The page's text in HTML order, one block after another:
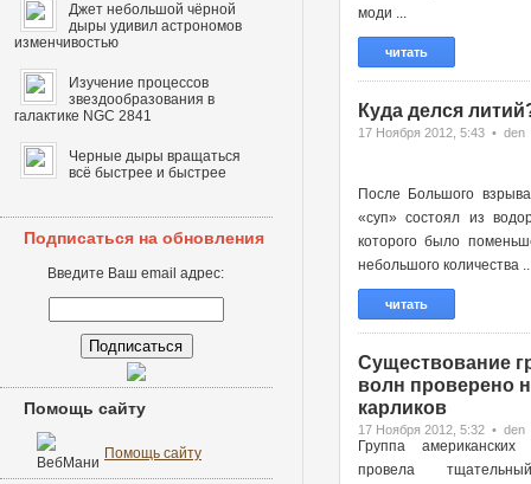
моди ...
читать
Куда делся
17 Ноября 2012, 5:43 • den
После Большого
«суп» состоял из
которого было
небольшого количества
читать
Существование
волн проверено
карликов
17 Ноября 2012, 5:32 • den
Группа американских
провела
Джет небольшой чёрной
дыры удивил астрономов
изменчивостью
Изучение процессов
звездообразования в
галактике NGC 2841
Черные дыры вращаться
всё быстрее и быстрее
Подписаться на обновления
Введите Ваш email адрес:
Помощь сайту
Помощь сайту